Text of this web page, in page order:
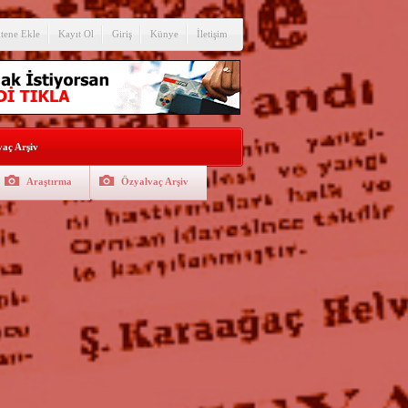
Ekle Kayıt Ol Giriş Künye İletişim
Arşiv
Araştırma Özyalvaç Arşiv